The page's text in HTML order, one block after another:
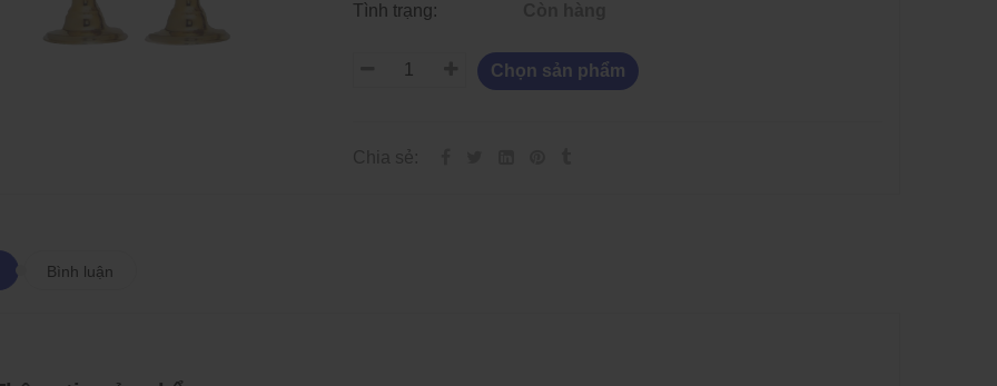
Tình trạng:
Chọn sản phẩm
Bình luận
Các Loại Đèn LED Dây Và